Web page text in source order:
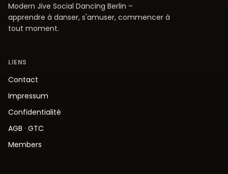
Modern Jive Social Dancing Berlin –
apprendre à danser, s'amuser, commencer à
tout moment.
LIENS
Contact
Impressum
Confidentialité
AGB · GTC
Members